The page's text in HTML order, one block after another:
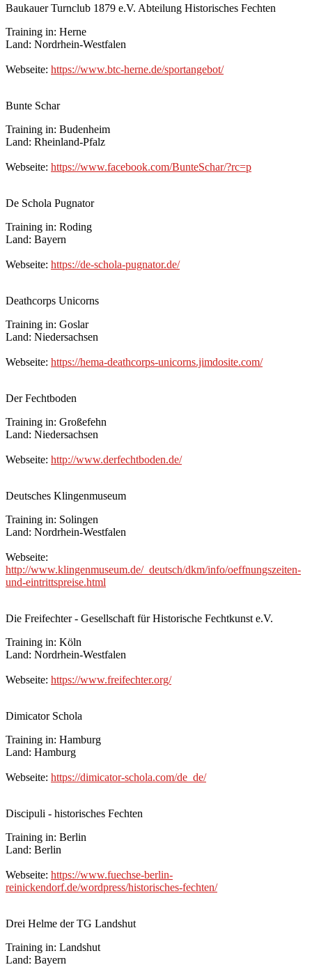
Baukauer Turnclub 1879 e.V. Abteilung Historisches Fechten
Training in: Herne
Land: Nordrhein-Westfalen
Webseite: https://www.btc-herne.de/sportangebot/
Bunte Schar
Training in: Budenheim
Land: Rheinland-Pfalz
Webseite: https://www.facebook.com/BunteSchar/?rc=p
De Schola Pugnator
Training in: Roding
Land: Bayern
Webseite: https://de-schola-pugnator.de/
Deathcorps Unicorns
Training in: Goslar
Land: Niedersachsen
Webseite: https://hema-deathcorps-unicorns.jimdosite.com/
Der Fechtboden
Training in: Großefehn
Land: Niedersachsen
Webseite: http://www.derfechtboden.de/
Deutsches Klingenmuseum
Training in: Solingen
Land: Nordrhein-Westfalen
Webseite:
http://www.klingenmuseum.de/_deutsch/dkm/info/oeffnungszeiten-
und-eintrittspreise.html
Die Freifechter - Gesellschaft für Historische Fechtkunst e.V.
Training in: Köln
Land: Nordrhein-Westfalen
Webseite: https://www.freifechter.org/
Dimicator Schola
Training in: Hamburg
Land: Hamburg
Webseite: https://dimicator-schola.com/de_de/
Discipuli - historisches Fechten
Training in: Berlin
Land: Berlin
Webseite: https://www.fuechse-berlin-
reinickendorf.de/wordpress/historisches-fechten/
Drei Helme der TG Landshut
Training in: Landshut
Land: Bayern